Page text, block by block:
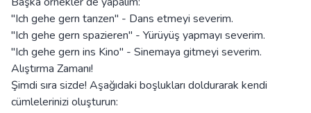
"Ich gehe gern tanzen" - Dans etmeyi severim.
"Ich gehe gern spazieren" - Yürüyüş yapmayı severim.
"Ich gehe gern ins Kino" - Sinemaya gitmeyi severim.
Alıştırma Zamanı!
Şimdi sıra sizde! Aşağıdaki boşlukları doldurarak kendi
cümlelerinizi oluşturun: